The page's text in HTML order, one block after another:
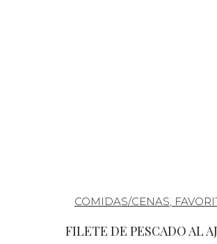
COMIDAS/CENAS,
FILETE DE PESCADO AL